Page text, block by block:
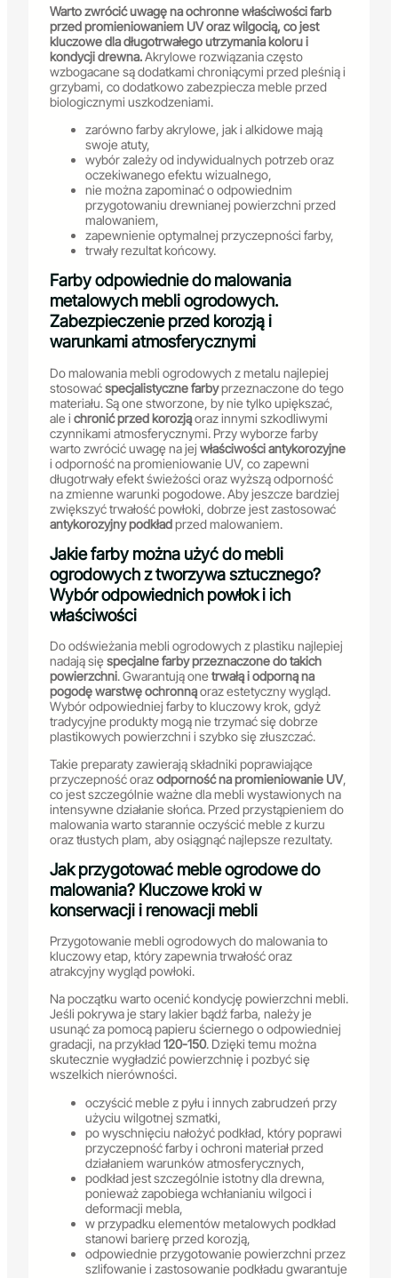
Warto zwrócić uwagę na ochronne właściwości farb
przed promieniowaniem UV oraz wilgocią, co jest
kluczowe dla długotrwałego utrzymania koloru i
kondycji drewna.Akrylowe rozwiązania często
wzbogacane są dodatkami chroniącymi przed pleśnią i
grzybami, co dodatkowo zabezpiecza meble przed
biologicznymi uszkodzeniami.
zarówno farby akrylowe, jak i alkidowe mają
swoje atuty,
wybór zależy od indywidualnych potrzeb oraz
oczekiwanego efektu wizualnego,
nie można zapominać o odpowiednim
przygotowaniu drewnianej powierzchni przed
malowaniem,
zapewnienie optymalnej przyczepności farby,
trwały rezultat końcowy.
Farby odpowiednie do malowania
metalowych mebli ogrodowych.
Zabezpieczenie przed korozją i
warunkami atmosferycznymi
Do malowania mebli ogrodowych z metalu najlepiej
stosowaćspecjalistyczne farbyprzeznaczone do tego
materiału. Są one stworzone, by nie tylko upiększać,
ale i chronić przed korozjąoraz innymi szkodliwymi
czynnikami atmosferycznymi. Przy wyborze farby
warto zwrócić uwagę na jej właściwości antykorozyjne
i odporność na promieniowanie UV, co zapewni
długotrwały efekt świeżości oraz wyższą odporność
na zmienne warunki pogodowe. Aby jeszcze bardziej
zwiększyć trwałość powłoki, dobrze jest zastosować
antykorozyjny podkładprzed malowaniem.
Jakie farby można użyć do mebli
ogrodowych z tworzywa sztucznego?
Wybór odpowiednich powłok i ich
właściwości
Do odświeżania mebli ogrodowych z plastiku najlepiej
nadają się specjalne farby przeznaczone do takich
powierzchni. Gwarantują one trwałą i odporną na
pogodę warstwę ochronnąoraz estetyczny wygląd.
Wybór odpowiedniej farby to kluczowy krok, gdyż
tradycyjne produkty mogą nie trzymać się dobrze
plastikowych powierzchni i szybko się złuszczać.
Takie preparaty zawierają składniki poprawiające
przyczepność orazodporność na promieniowanie UV,
co jest szczególnie ważne dla mebli wystawionych na
intensywne działanie słońca. Przed przystąpieniem do
malowania warto starannie oczyścić meble z kurzu
oraz tłustych plam, aby osiągnąć najlepsze rezultaty.
Jak przygotować meble ogrodowe do
malowania? Kluczowe kroki w
konserwacji i renowacji mebli
Przygotowanie mebli ogrodowych do malowania to
kluczowy etap, który zapewnia trwałość oraz
atrakcyjny wygląd powłoki.
Na początku warto ocenić kondycję powierzchni mebli.
Jeśli pokrywa je stary lakier bądź farba, należy je
usunąć za pomocą papieru ściernego o odpowiedniej
gradacji, na przykład 120-150. Dzięki temu można
skutecznie wygładzić powierzchnię i pozbyć się
wszelkich nierówności.
oczyścić meble z pyłu i innych zabrudzeń przy
użyciu wilgotnej szmatki,
po wyschnięciu nałożyć podkład, który poprawi
przyczepność farby i ochroni materiał przed
działaniem warunków atmosferycznych,
podkład jest szczególnie istotny dla drewna,
ponieważ zapobiega wchłanianiu wilgoci i
deformacji mebla,
w przypadku elementów metalowych podkład
stanowi barierę przed korozją,
odpowiednie przygotowanie powierzchni przez
szlifowanie i zastosowanie podkładu gwarantuje